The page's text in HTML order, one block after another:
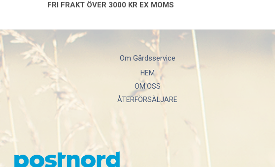
FRI FRAKT ÖVER 3000 KR EX MOMS
Om Gårdsservice
HEM
OM OSS
ÅTERFÖRSÄLJARE